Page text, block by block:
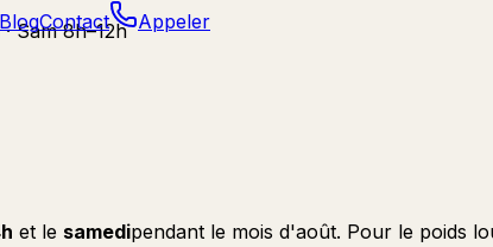
Sam 8h–12h
BlogContact Appeler
et le samedipendant le mois d'août. Pour le poids